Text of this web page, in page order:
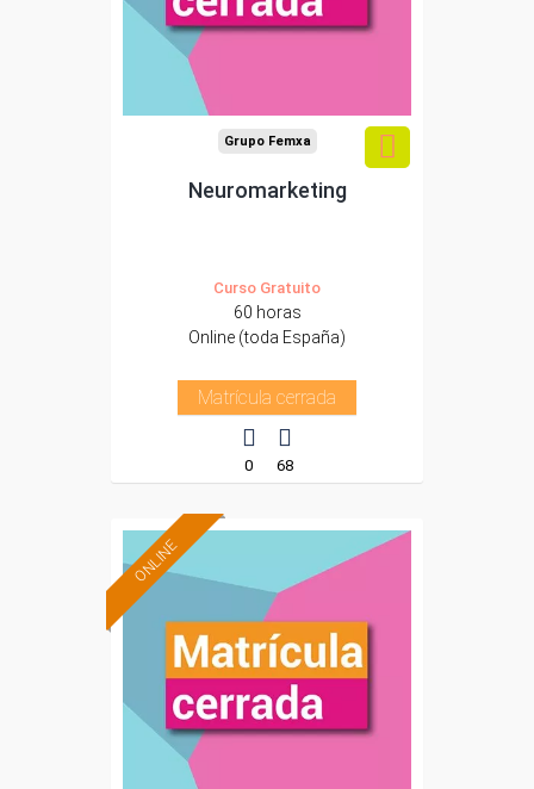
Grupo Femxa
Neuromarketing
Curso Gratuito
60 horas
Online (toda España)
Matrícula cerrada
0 68
ONLINE